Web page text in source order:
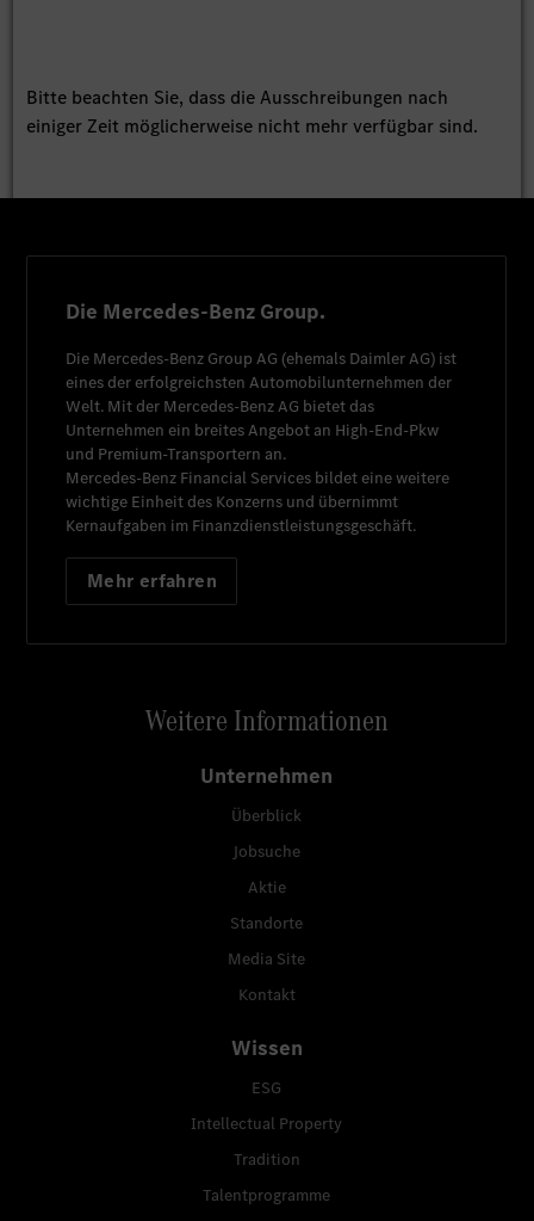
Bitte beachten Sie, dass die Ausschreibungen nach
einiger Zeit möglicherweise nicht mehr verfügbar sind.
Die Mercedes-Benz Group.
Die Mercedes-Benz Group AG (ehemals Daimler AG) ist
eines der erfolgreichsten Automobilunternehmen der
Welt. Mit der Mercedes-Benz AG bietet das
Unternehmen ein breites Angebot an High-End-Pkw
und Premium-Transportern an.
Mercedes-Benz Financial Services bildet eine weitere
wichtige Einheit des Konzerns und übernimmt
Kernaufgaben im Finanzdienstleistungsgeschäft.
Mehr erfahren
Weitere Informationen
Unternehmen
Überblick
Jobsuche
Aktie
Standorte
Media Site
Kontakt
Wissen
ESG
Intellectual Property
Tradition
Talentprogramme